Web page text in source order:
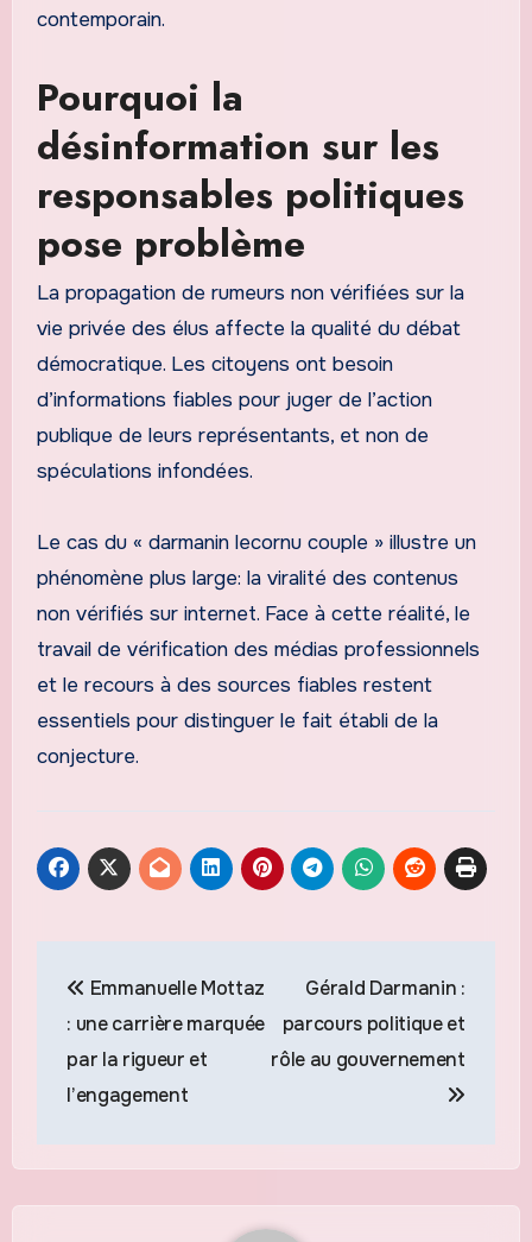
contemporain.
Pourquoi la
désinformation sur les
responsables politiques
pose problème
La propagation de rumeurs non vérifiées sur la
vie privée des élus affecte la qualité du débat
démocratique. Les citoyens ont besoin
d’informations fiables pour juger de l’action
publique de leurs représentants, et non de
spéculations infondées.
Le cas du « darmanin lecornu couple » illustre un
phénomène plus large: la viralité des contenus
non vérifiés sur internet. Face à cette réalité, le
travail de vérification des médias professionnels
et le recours à des sources fiables restent
essentiels pour distinguer le fait établi de la
conjecture.
de
l’article
Emmanuelle Mottaz
: une carrière marquée
par la rigueur et
l’engagement
Gérald Darmanin :
parcours politique et
rôle au gouvernement